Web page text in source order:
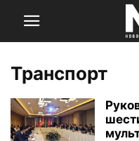
Транспорт